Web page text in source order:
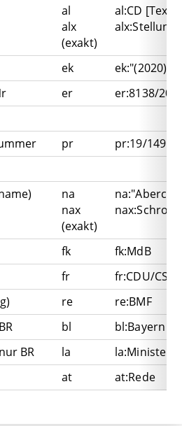
al
alx
(exakt)
al:CD
ek
ek:"(2020)
er
er:8138/20
pr
pr:19/149
na
nax
(exakt)
fk
fk:MdB
fr
fr:CDU/CSU
re
re:BMF
bl
bl:Bayern
BR
la
at at:Rede